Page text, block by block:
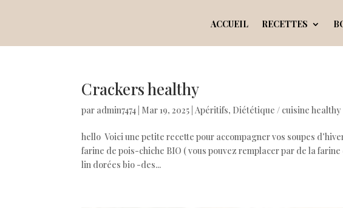
ACCUEIL RECETTES
Crackers healthy
par admin7474 Mar 19, 2025 |Apéritifs, Diététique / cuisine healthy
hello Voici une petite recette pour accompagner vos soupes
farine de pois-chiche BIO ( vous pouvez remplacer par de la
lin dorées bio -des...